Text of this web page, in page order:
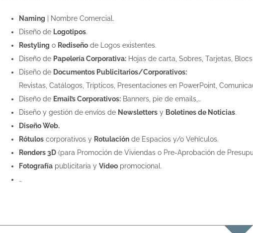
Naming | Nombre Comercial.
Diseño de Logotipos.
Restyling o Rediseño de Logos existentes.
Diseño de Papelería Corporativa: Hojas de carta, Sobres, Tarjetas,
Diseño de Documentos Publicitarios/Corporativos:
Revistas, Catálogos, Trípticos, Presentaciones en PowerPoint,
Diseño de Email’s Corporativos: Banners, pie de emails,…
Diseño y gestión de envíos de Newsletters y Boletines de Noticias.
Diseño Web.
Rótulos corporativos y Rotulación de Espacios y/o Vehículos.
Renders 3D (para Promoción de Viviendas o Pre-Aprobación de
Fotografía publicitaria y Vídeo promocional.
…